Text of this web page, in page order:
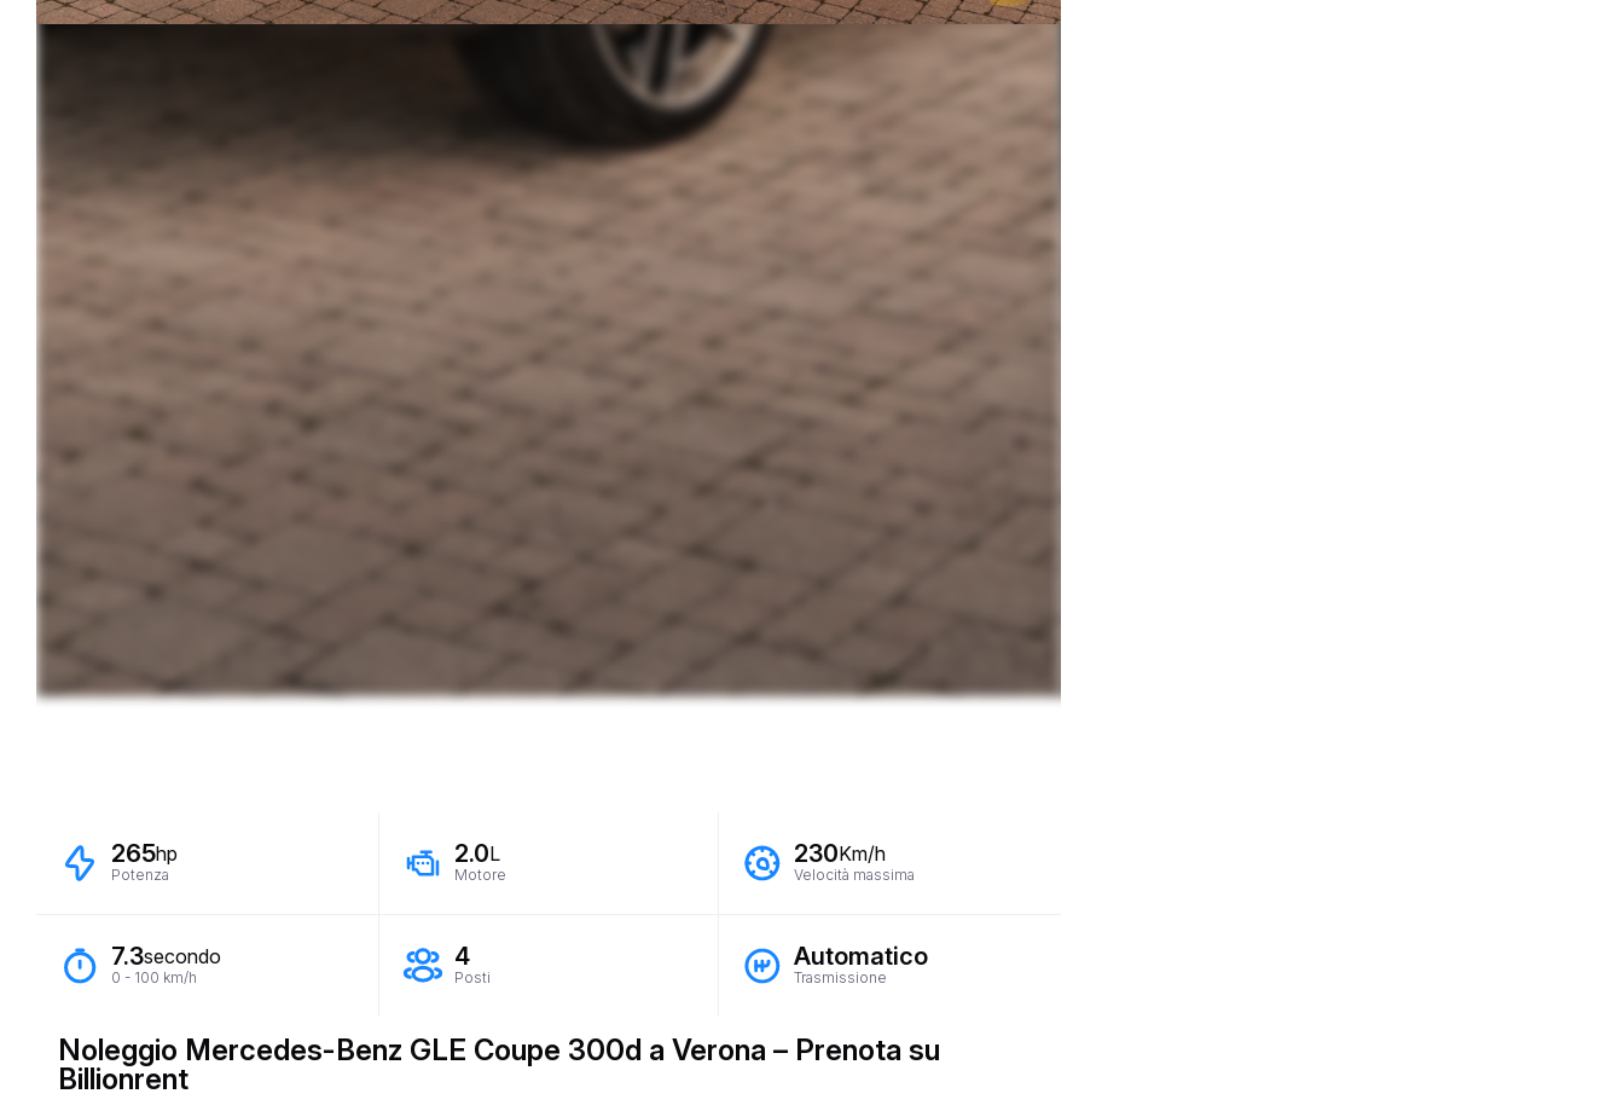
265hp
Potenza
2.0L
Motore
230Km/h
Velocità massima
7.3secondo
0 - 100 km/h
4
Posti
Automatico
Trasmissione
Noleggio Mercedes-Benz GLE Coupe 300d a Verona – Prenota su
Billionrent